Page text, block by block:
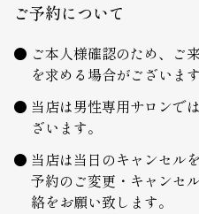
ご予約について
ご本人様確認のため、ご
を求める場合がございます
当店は男性専用サロンで
ざいます。
当店は当日のキャンセル
予約のご変更・キャンセ
絡をお願い致します。